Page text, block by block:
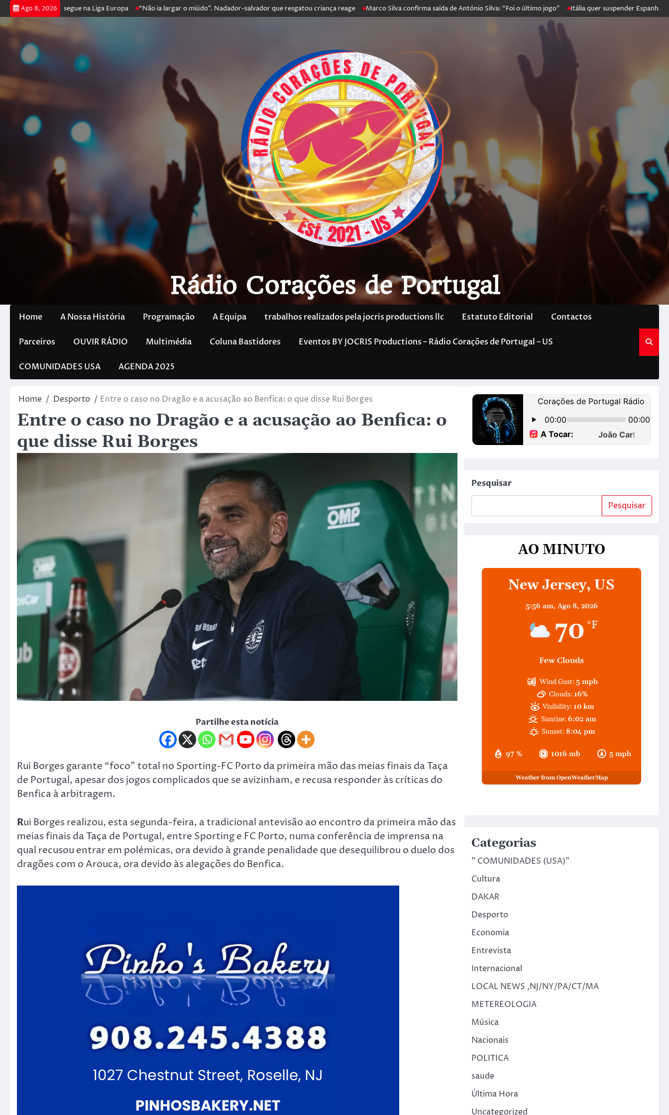
Ago 8, 2026
poker e prossegue na Liga Europa “Não ia largar o miúdo”. Nadador-salvador que resgatou criança reage Marco Silva confirma saída de António Silva: “Foi o último jogo” Itália quer suspender Espanha de
Rádio Corações de Portugal
Home A Nossa História Programação A Equipa trabalhos realizados pela jocris productions llc Estatuto Editorial Contactos
Parceiros OUVIR RÁDIO Multimédia Coluna Bastidores Eventos BY JOCRIS Productions – Rádio Corações de Portugal – US
COMUNIDADES USA AGENDA 2025
Home Desporto Entre o caso no Dragão e a acusação ao Benfica: o que disse Rui Borges
Entre o caso no Dragão e a acusação ao Benfica: o
que disse Rui Borges
Partilhe esta notícia
Rui Borges garante “foco” total no Sporting-FC Porto da primeira mão das meias finais da Taça
de Portugal, apesar dos jogos complicados que se avizinham, e recusa responder às críticas do
Benfica à arbitragem.
Rui Borges realizou, esta segunda-feira, a tradicional antevisão ao encontro da primeira mão das
meias finais da Taça de Portugal, entre Sporting e FC Porto, numa conferência de imprensa na
qual recusou entrar em polémicas, ora devido à grande penalidade que desequilibrou o duelo dos
dragões com o Arouca, ora devido às alegações do Benfica.
Pesquisar
Pesquisar
AO MINUTO
New Jersey, US
5:56 am, Ago 8, 2026
70 °F
Few Clouds
97 % 1016 mb 5 mph
Wind Gust:5 mph
Clouds: 16%
Visibility: 10 km
Sunrise:6:02 am
Sunset:8:04 pm
Weather from OpenWeatherMap
Categorias
" COMUNIDADES (USA)"
Cultura
DAKAR
Desporto
Economia
Entrevista
Internacional
LOCAL NEWS ,NJ/NY/PA/CT/MA
METEREOLOGIA
Música
Nacionais
POLITICA
saude
Última Hora
Uncategorized